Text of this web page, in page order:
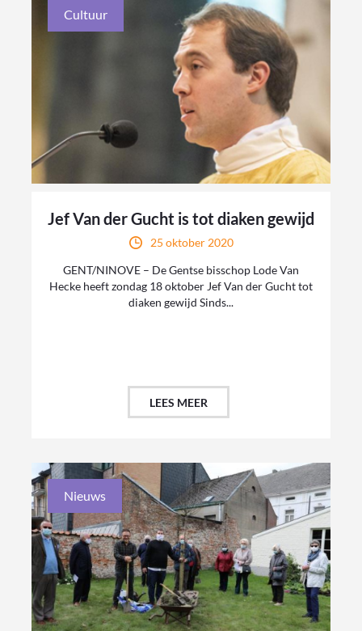
Cultuur
Jef Van der Gucht is tot diaken gewijd
25 oktober 2020
GENT/NINOVE – De Gentse bisschop Lode Van
Hecke heeft zondag 18 oktober Jef Van der Gucht tot
diaken gewijd Sinds...
LEES MEER
Nieuws